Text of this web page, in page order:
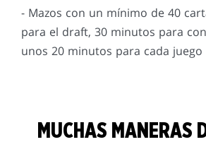
- Mazos con un mínimo de 40
para el draft, 30 minutos para
unos 20 minutos para cada juego
MUCHAS MANERAS